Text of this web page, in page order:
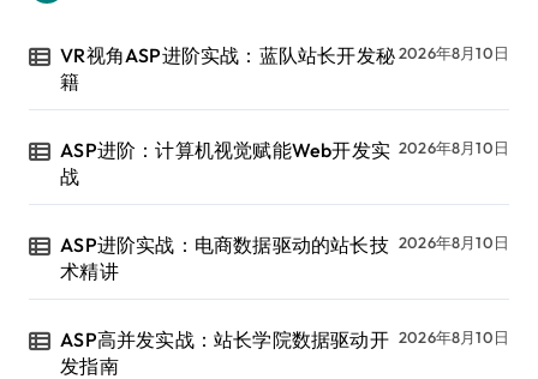
VR视角ASP进阶实战：蓝队站长开发秘
籍
2026年8月10日
ASP进阶：计算机视觉赋能Web开发实
战
2026年8月10日
ASP进阶实战：电商数据驱动的站长技
术精讲
2026年8月10日
ASP高并发实战：站长学院数据驱动开
发指南
2026年8月10日